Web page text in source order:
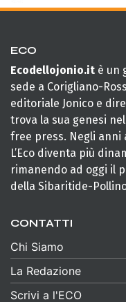
ECO
Ecodellojonio.it è un
sede a Corigliano-
editoriale Jonico e
trova la sua genesi
free press. Negli anni
L’Eco diventa più
rimanendo ad oggi il
della Sibaritide-
CONTATTI
Chi Siamo
La Redazione
Scrivi a l'ECO